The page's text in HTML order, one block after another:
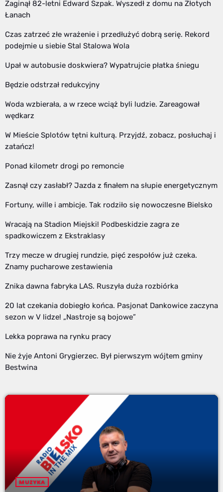
Zaginął 82-letni Edward Szpak. Wyszedł z domu na Złotych
Łanach
Czas zatrzeć złe wrażenie i przedłużyć dobrą serię. Rekord
podejmie u siebie Stal Stalowa Wola
Upał w autobusie doskwiera? Wypatrujcie płatka śniegu
Będzie odstrzał redukcyjny
Woda wzbierała, a w rzece wciąż byli ludzie. Zareagował
wędkarz
W Mieście Splotów tętni kulturą. Przyjdź, zobacz, posłuchaj i
zatańcz!
Ponad kilometr drogi po remoncie
Zasnął czy zasłabł? Jazda z finałem na słupie energetycznym
Fortuny, wille i ambicje. Tak rodziło się nowoczesne Bielsko
Wracają na Stadion Miejski! Podbeskidzie zagra ze
spadkowiczem z Ekstraklasy
Trzy mecze w drugiej rundzie, pięć zespołów już czeka.
Znamy pucharowe zestawienia
Znika dawna fabryka LAS. Ruszyła duża rozbiórka
20 lat czekania dobiegło końca. Pasjonat Dankowice zaczyna
sezon w V lidze! „Nastroje są bojowe”
Lekka poprawa na rynku pracy
Nie żyje Antoni Grygierzec. Był pierwszym wójtem gminy
Bestwina
MUZYKA